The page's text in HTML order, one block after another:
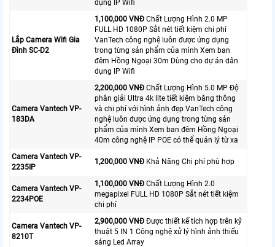
dụng IP Wifi
Lắp Camera Wifi Gia
Đình SC-D2
1,100,000 VNĐ Chất Lượng Hình 2.0 MP
FULL HD 1080P Sắt nét tiết kiệm chi phí
VanTech công nghệ luôn được ứng dụng
trong từng sản phẩm của mình Xem ban
đêm Hồng Ngoại 30m Dùng cho dự án dân
dụng IP Wifi
Camera Vantech VP-
183DA
2,200,000 VNĐ Chất Lượng Hình 5.0 MP Độ
phân giải Ultra 4k lite tiết kiệm băng thông
và chi phí với hình ảnh đẹp VanTech công
nghệ luôn được ứng dụng trong từng sản
phẩm của mình Xem ban đêm Hồng Ngoại
40m công nghệ IP POE có thể quản lý từ xa
Camera Vantech VP-
2235IP
1,200,000 VNĐ Khả Năng Chi phí phù hợp
Camera Vantech VP-
2234POE
1,100,000 VNĐ Chất Lượng Hình 2.0
megapixel FULL HD 1080P Sắt nét tiết kiệm
chi phí
Camera Vantech VP-
8210T
2,900,000 VNĐ Được thiết kế tích hợp trên kỹ
thuật 5 IN 1 Công nghệ xử lý hình ảnh thiếu
sáng Led Array